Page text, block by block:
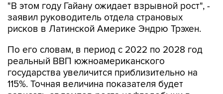
"В этом году Гайану ожидает взрывной рост", -
заявил руководитель отдела страновых
рисков в Латинской Америке Эндрю Трэхен.
По его словам, в период с 2022 по 2028 год
реальный ВВП южноамериканского
государства увеличится приблизительно на
115%. Точная величина показателя будет